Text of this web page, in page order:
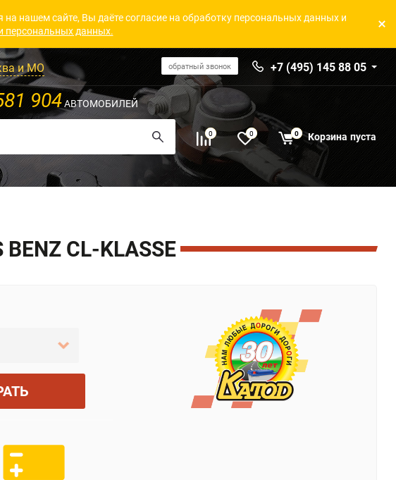
нашем сайте, Вы даёте согласие на обработку персональных данных и
персональных данных.
и МО обратный звонок +7 (495) 145 88 05
904АВТОМОБИЛЕЙ
0 0 0 Корзина пуста
CL-KLASSE